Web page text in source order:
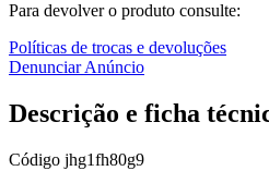
Para devolver o produto consulte:
Políticas de trocas e devoluções
Denunciar Anúncio
Descrição e ficha
Código jhg1fh80g9